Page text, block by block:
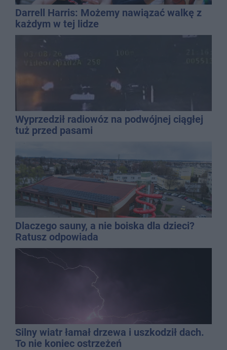
Darrell Harris: Możemy nawiązać walkę z
każdym w tej lidze
Wyprzedził radiowóz na podwójnej ciągłej
tuż przed pasami
Dlaczego sauny, a nie boiska dla dzieci?
Ratusz odpowiada
Silny wiatr łamał drzewa i uszkodził dach.
To nie koniec ostrzeżeń